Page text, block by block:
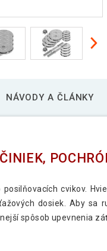
NÁVODY A ČLÁNKY
cvikov.
dosiek. Aby sa
spôsob upevnenia